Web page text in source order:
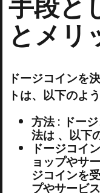
とメリ
ドージコインを
トは、以下のよ
方法 : ドー
法は 、以下
ドージコイ
ョップやサ
ジコインを
プやサービ